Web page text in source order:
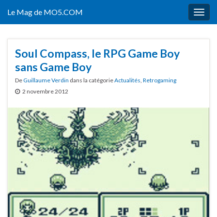
Le Mag de MO5.COM
Soul Compass, le RPG Game Boy
sans Game Boy
DeGuillaume Verdin dans la catégorieActualités, Retrogaming
2 novembre 2012